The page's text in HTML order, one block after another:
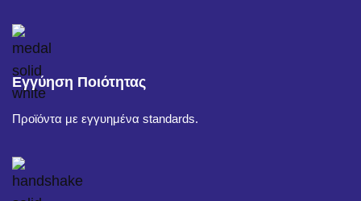
Εγγύηση Ποιότητας
Προϊόντα με εγγυημένα standards.